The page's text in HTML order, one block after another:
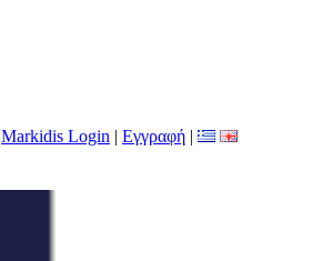
Markidis Login | Εγγραφή |